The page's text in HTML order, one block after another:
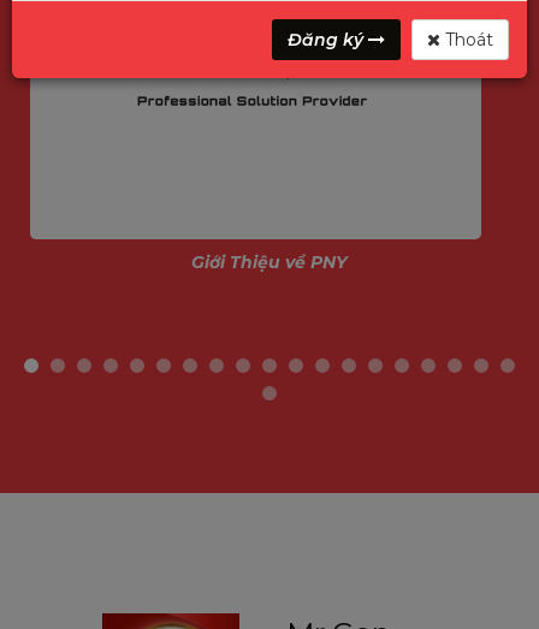
Giới Thiệu về PNY
Đăng ký Thoát